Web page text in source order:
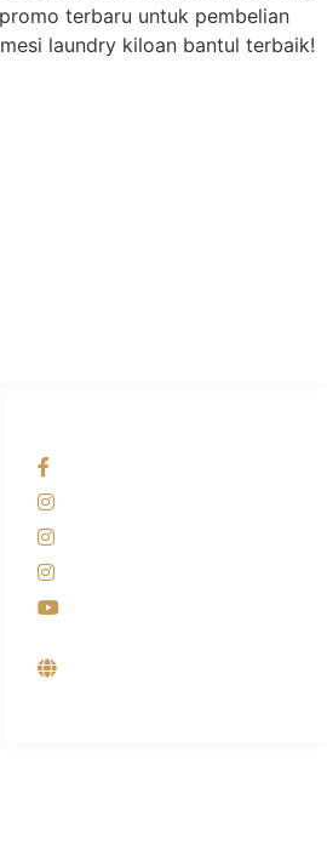
terbaru untuk pembelian
laundry kiloan bantul terbaik!